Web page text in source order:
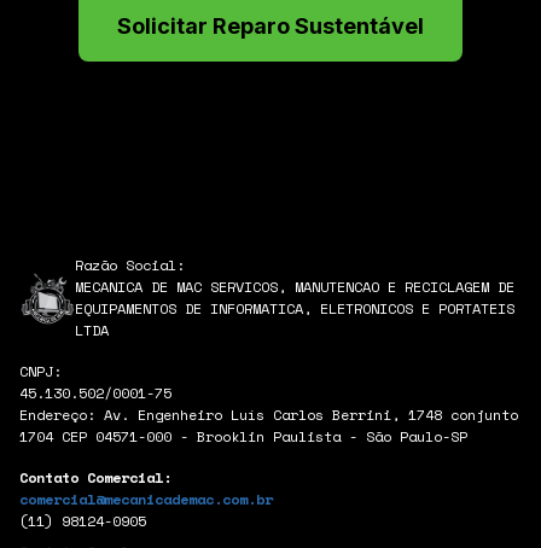
Solicitar Reparo Sustentável
Razão Social:
MECANICA DE MAC SERVICOS, MANUTENCAO E RECICLAGEM DE
EQUIPAMENTOS DE INFORMATICA, ELETRONICOS E PORTATEIS
LTDA
CNPJ:
45.130.502/0001-75
Endereço: Av. Engenheiro Luís Carlos Berrini, 1748 conjunto
1704 CEP 04571-000 - Brooklin Paulista - São Paulo-SP
Contato Comercial:
comercial@mecanicademac.com.br
(11) 98124-0905